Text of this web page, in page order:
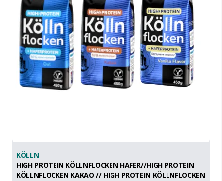
KÖLLN
HIGH PROTEIN KÖLLNFLOCKEN HAFER//HIGH PROTEIN
KÖLLNFLOCKEN KAKAO // HIGH PROTEIN KÖLLNFLOCKEN